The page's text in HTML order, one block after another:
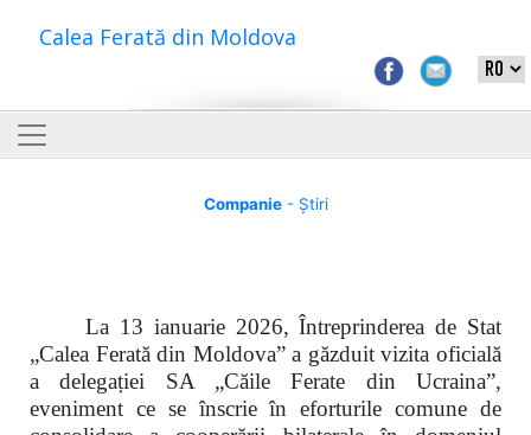
Calea Ferată din Moldova
Companie- Știri
La 13 ianuarie 2026, Întreprinderea de Stat
„Calea Ferată din Moldova” a găzduit vizita oficială
a delegației SA „Căile Ferate din Ucraina”,
eveniment ce se înscrie în eforturile comune de